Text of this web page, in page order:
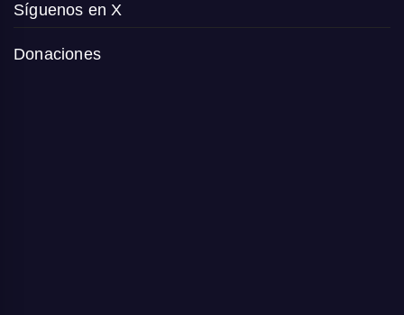
Síguenos en X
Donaciones